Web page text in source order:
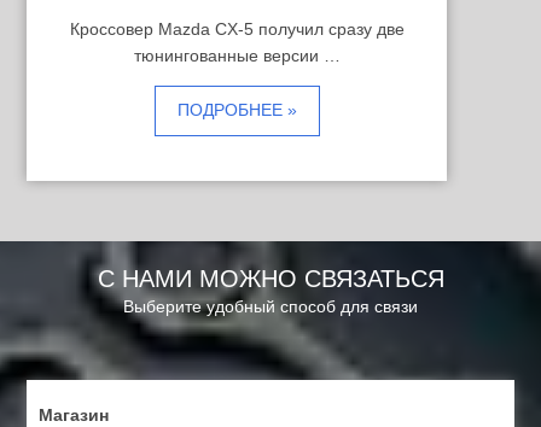
Кроссовер Mazda CX-5 получил сразу две
тюнингованные версии …
ПОДРОБНЕЕ »
С НАМИ МОЖНО СВЯЗАТЬСЯ
Выберите удобный способ для связи
Магазин